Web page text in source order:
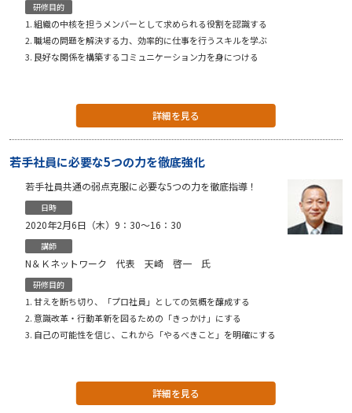
研修目的
組織の中核を担うメンバーとして求められる役割を認識する
職場の問題を解決する力、効率的に仕事を行うスキルを学ぶ
良好な関係を構築するコミュニケーション力を身につける
詳細を見る
若手社員に必要な5つの力を徹底強化
若手社員共通の弱点克服に必要な5つの力を徹底指導！
日時
2020年2月6日（木）9：30〜16：30
講師
N＆Ｋネットワーク 代表 天崎 啓一 氏
研修目的
甘えを断ち切り、「プロ社員」としての気概を醸成する
意識改革・行動革新を図るための「きっかけ」にする
自己の可能性を信じ、これから「やるべきこと」を明確にする
詳細を見る